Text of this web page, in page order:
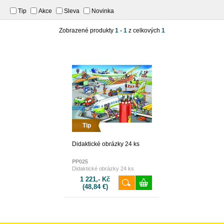
Tip Akce Sleva Novinka
Zobrazené produkty 1 - 1 z celkových 1
Tip
Didaktické obrázky 24 ks
PP025
Didaktické obrázky 24 ks
1 221,- Kč
(48,84 €)